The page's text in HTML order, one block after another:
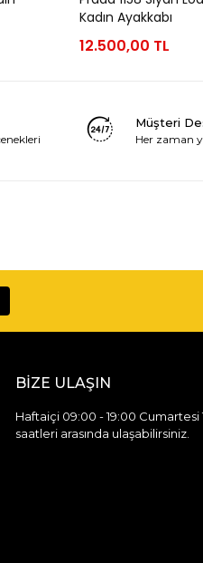
Kadın Ayakkabı
12.500,00 TL
Müşteri
Her zaman
BİZE ULAŞIN
Haftaiçi 09:00 - 19:00 Cumartesi
saatleri arasında ulaşabilirsiniz.